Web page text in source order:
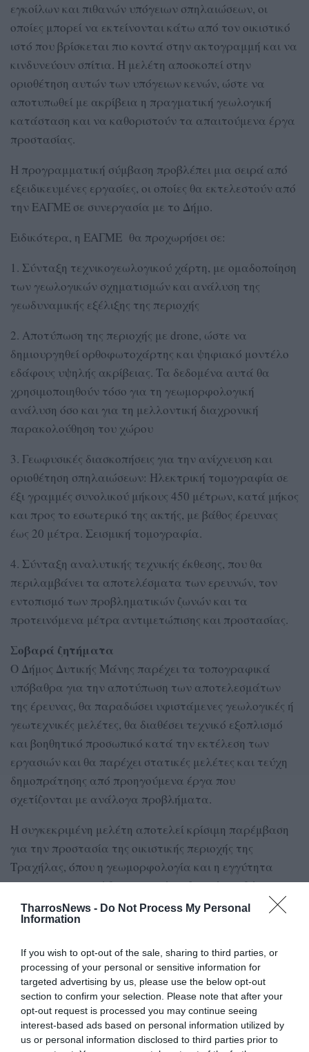
TharrosNews - Do Not Process My Personal
Information
If you wish to opt-out of the sale, sharing to third parties, or
processing of your personal or sensitive information for
targeted advertising by us, please use the below opt-out
section to confirm your selection. Please note that after your
opt-out request is processed you may continue seeing
interest-based ads based on personal information utilized by
us or personal information disclosed to third parties prior to
εγκοίλων και πιθανών υπόγειων σπηλαιώσεων, οι
οποίες μπορεί να εκτείνονται κάτω από τον οικιστικό
ιστό που βρίσκεται πιο κοντά στην ακτογραμμή και να
κινδυνεύουν σπίτια. Η μελέτη αποσκοπεί στην
οριοθέτηση αυτών των υπόγειων κενών, ώστε να
αποτυπωθεί με ακρίβεια η πραγματική γεωλογική
κατάσταση και να καθοριστούν τα απαιτούμενα έργα
προστασίας.
Η προγραμματική σύμβαση προβλέπει μια σειρά από
εξειδικευμένες εργασίες, οι οποίες θα εκτελεστούν από
την ΕΑΓΜΕ σε συνεργασία με το Δήμο.
Ειδικότερα, η ΕΑΓΜΕ θα προχωρήσει σε:
1. Σύνταξη τεχνικογεωλογικού χάρτη, με ομαδοποίηση
των γεωλογικών σχηματισμών και ανάλυση της
γεωδυναμικής εξέλιξης της περιοχής
2. Αποτύπωση της περιοχής με drone, ώστε να
δημιουργηθεί ορθοφωτοχάρτης και ψηφιακό μοντέλο
εδάφους υψηλής ακρίβειας. Τα δεδομένα αυτά θα
χρησιμοποιηθούν τόσο για τη γεωμορφολογική
ανάλυση όσο και για τη μελλοντική διαχρονική
παρακολούθηση του χώρου
3. Γεωφυσικές διασκοπήσεις για την ανίχνευση και
οριοθέτηση σπηλαιώσεων: Ηλεκτρική τομογραφία σε
έξι γραμμές συνολικού μήκους 450 μέτρων, κατά μήκος
και προς το εσωτερικό της ακτής, με βάθος έρευνας
έως 20 μέτρα. Σεισμική τομογραφία.
4. Σύνταξη αναλυτικής τεχνικής έκθεσης, που θα
περιλαμβάνει τα αποτελέσματα των ερευνών, τον
εντοπισμό των προβληματικών ζωνών και τα
προτεινόμενα μέτρα αντιμετώπισης και προστασίας.
Σοβαρά ζητήματα
Ο Δήμος Δυτικής Μάνης παρέχει τα τοπογραφικά
υπόβαθρα για την αποτύπωση των αποτελεσμάτων
της έρευνας, θα παραδώσει υφιστάμενες γεωλογικές ή
γεωτεχνικές μελέτες, θα διαθέσει τεχνικό εξοπλισμό
και βοηθητικό προσωπικό κατά την εκτέλεση των
εργασιών και θα παρέχει στατικές μελέτες και τεύχη
δημοπράτησης από προηγούμενα έργα που
σχετίζονται με ανάλογα προβλήματα.
Η συγκεκριμένη μελέτη αποτελεί κρίσιμη παρέμβαση
για την προστασία της οικιστικής περιοχής της
Τραχήλας, όπου η γεωμορφολογία και η εγγύτητα
στην ακτογραμμή δημιουργούν πιθανούς κινδύνους
γεωλογικής αστάθειας.
έπειτα από αυτοψία και προκαταρκτική διερεύνηση
που έκανε η ΕΑΓΜΕ στην οικιστική περιοχή της
Τραχήλας.
Της Βίκυς Βετουλάκη